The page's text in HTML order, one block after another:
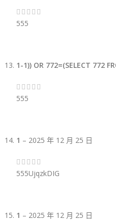
555
1-1)) OR 772=(SELECT 772
555
1 – 2025 年 12 月 25 日
555UjqzkDIG
1 – 2025 年 12 月 25 日